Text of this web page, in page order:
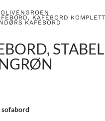
, KAFÉBORD KOMPLETT
KAFÉBORD
sofabord